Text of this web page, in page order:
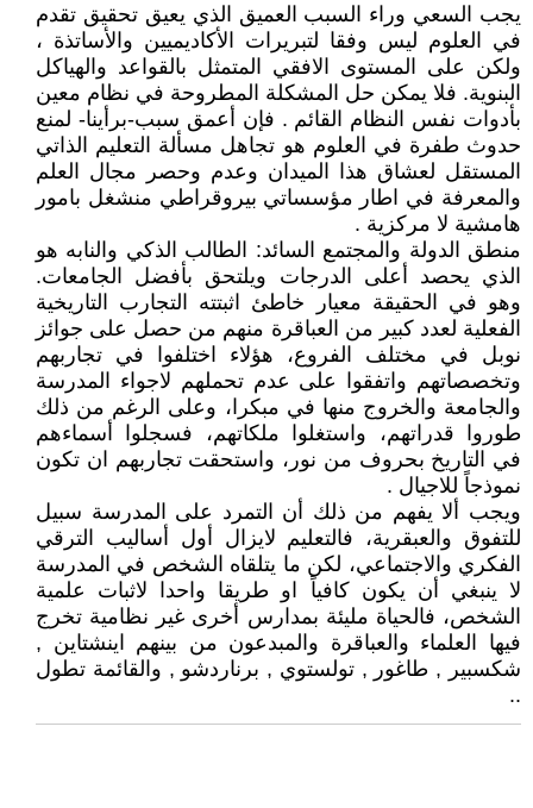
يجب السعي وراء السبب العميق الذي يعيق تحقيق تقدم
في العلوم ليس وفقا لتبريرات الأكاديميين والأساتذة ،
ولكن على المستوى الافقي المتمثل بالقواعد والهياكل
البنوية. فلا يمكن حل المشكلة المطروحة في نظام معين
بأدوات نفس النظام القائم . فإن أعمق سبب-برأينا- لمنع
حدوث طفرة في العلوم هو تجاهل مسألة التعليم الذاتي
المستقل لعشاق هذا الميدان وعدم وحصر مجال العلم
والمعرفة في اطار مؤسساتي بيروقراطي منشغل بامور
هامشية لا مركزية .
منطق الدولة والمجتمع السائد: الطالب الذكي والنابه هو
الذي يحصد أعلى الدرجات ويلتحق بأفضل الجامعات.
وهو في الحقيقة معيار خاطئ اثبتته التجارب التاريخية
الفعلية لعدد كبير من العباقرة منهم من حصل على جوائز
نوبل في مختلف الفروع، هؤلاء اختلفوا في تجاربهم
وتخصصاتهم واتفقوا على عدم تحملهم لاجواء المدرسة
والجامعة والخروج منها في مبكرا، وعلى الرغم من ذلك
طوروا قدراتهم، واستغلوا ملكاتهم، فسجلوا أسماءهم
في التاريخ بحروف من نور، واستحقت تجاربهم ان تكون
نموذجاً للاجيال .
ويجب ألا يفهم من ذلك أن التمرد على المدرسة سبيل
للتفوق والعبقرية، فالتعليم لايزال أول أساليب الترقي
الفكري والاجتماعي، لكن ما يتلقاه الشخص في المدرسة
لا ينبغي أن يكون كافياً او طريقا واحدا لاثبات علمية
الشخص، فالحياة مليئة بمدارس أخرى غير نظامية تخرج
فيها العلماء والعباقرة والمبدعون من بينهم اينشتاين ,
شكسبير , طاغور , تولستوي , برناردشو , والقائمة تطول
..